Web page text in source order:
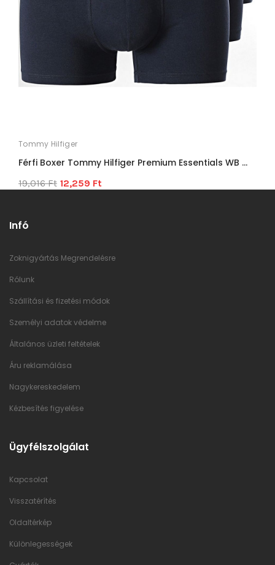
Tommy Hilfiger
Férfi Boxer Tommy Hilfiger Premium Essentials WB ...
19,016 Ft 12,259 Ft
Infó
Zoknigyártás Megrendelésre
Rólunk
Szállítási és fizetési módok
Személyi adatok védelme
Általános üzleti feltételek
Áru reklamálása
Nagykereskedelem
Kézbesítés figyelése
Ügyfélszolgálat
Kapcsolat
Visszatérítés
Oldaltérkép
Különlegességek